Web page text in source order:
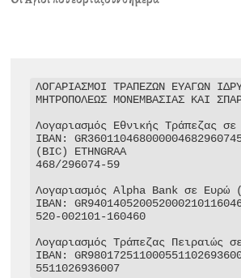
ΛΟΓΑΡΙΑΣΜΟΙ ΤΡΑΠΕΖΩΝ ΕΥΑΓΩΝ
ΜΗΤΡΟΠΟΛΕΩΣ ΜΟΝΕΜΒΑΣΙΑΣ ΚΑΙ
Λογαριασμός Εθνικής Τράπεζας
IBAN:
(BIC) ETHNGRAA
468/296074-59
Λογαριασμός Alpha Bank σε
IBAN:
520-002101-160460
Λογαριασμός Τράπεζας Πειραιώς
IBAN:
5511026936007